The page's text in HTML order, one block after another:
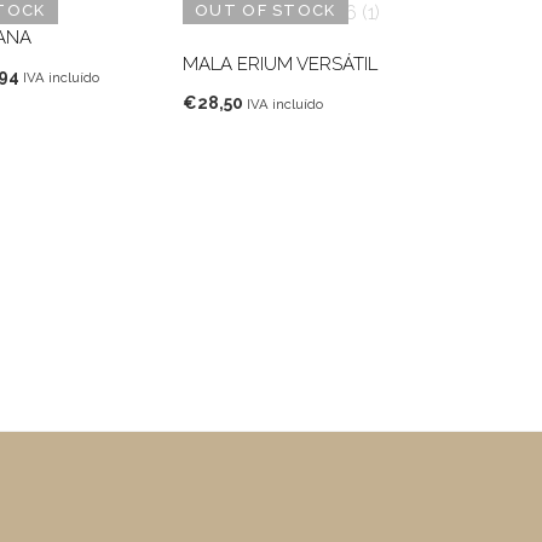
O
IVA incluído
OUT OF STOCK
MALA ERIUM VERSÁTIL
€28,50 IVA incluído